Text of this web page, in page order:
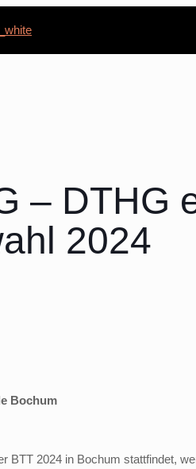
– DTHG
2024
Bochum
BTT 2024 in Bochum stattfindet,